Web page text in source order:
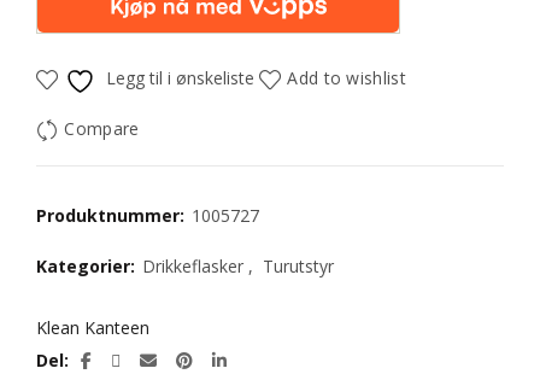
Legg til i ønskeliste Add to wishlist
Compare
Produktnummer: 1005727
Kategorier: Drikkeflasker , Turutstyr
Klean Kanteen
Del